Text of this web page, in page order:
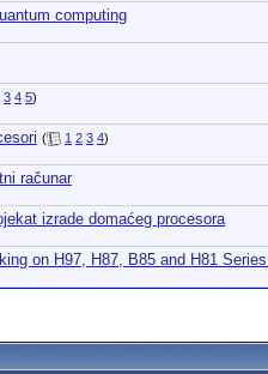
computing
3 4 5)
( 1 2 3 4)
računar
izrade domaćeg procesora
on H97, H87, B85 and H81